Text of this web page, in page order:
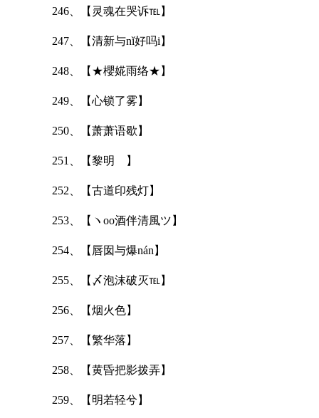
246、【灵魂在哭诉℡】
247、【清新与nǐ好吗i】
248、【★櫻婲雨络★】
249、【心锁了雾】
250、【萧萧语歇】
251、【黎明ゞ】
252、【古道印残灯】
253、【ヽoo酒伴清風ツ】
254、【唇囡与爆nán】
255、【〆泡沫破灭℡】
256、【烟火色】
257、【繁华落】
258、【黄昏把影拨弄】
259、【明若轻兮】